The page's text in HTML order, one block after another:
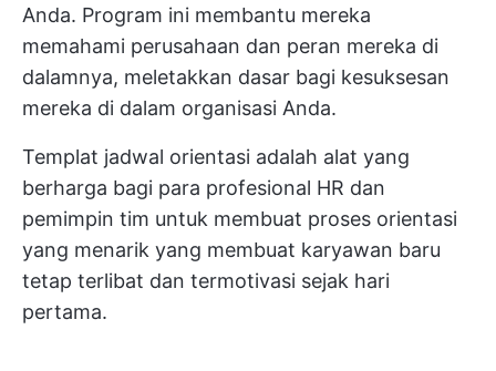
Anda. Program ini membantu mereka
memahami perusahaan dan peran mereka di
dalamnya, meletakkan dasar bagi kesuksesan
mereka di dalam organisasi Anda.
Templat jadwal orientasi adalah alat yang
berharga bagi para profesional HR dan
pemimpin tim untuk membuat proses orientasi
yang menarik yang membuat karyawan baru
tetap terlibat dan termotivasi sejak hari
pertama.